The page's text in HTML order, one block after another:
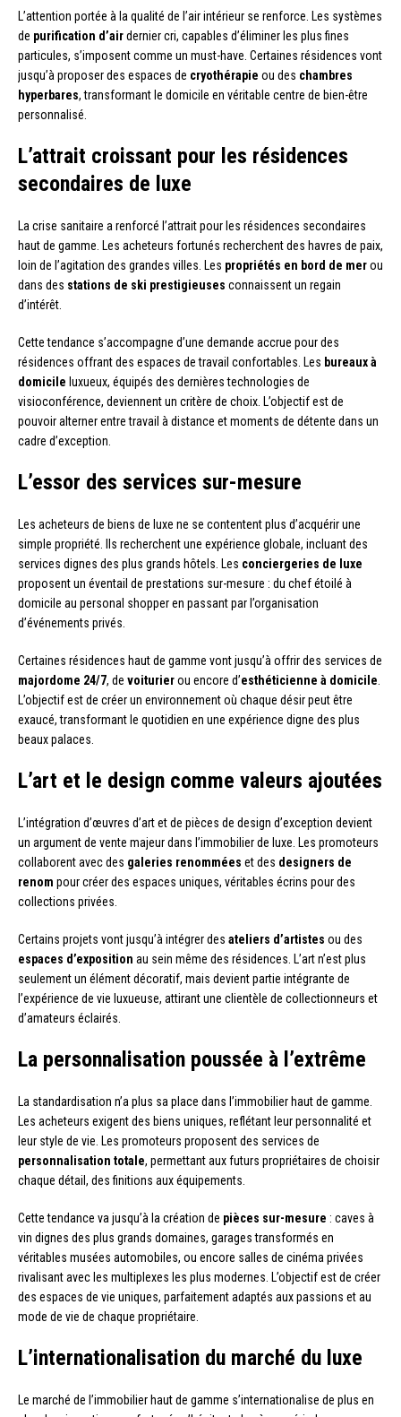
L’attention portée à la qualité de l’air intérieur se renforce. Les systèmes
de purification d’airdernier cri, capables d’éliminer les plus fines
particules, s’imposent comme un must-have. Certaines résidences vont
jusqu’à proposer des espaces de cryothérapie ou des chambres
hyperbares, transformant le domicile en véritable centre de bien-être
personnalisé.
L’attrait croissant pour les résidences
secondaires de luxe
La crise sanitaire a renforcé l’attrait pour les résidences secondaires
haut de gamme. Les acheteurs fortunés recherchent des havres de paix,
loin de l’agitation des grandes villes. Les propriétés en bord de merou
dans des stations de ski prestigieuses connaissent un regain
d’intérêt.
Cette tendance s’accompagne d’une demande accrue pour des
résidences offrant des espaces de travail confortables. Les bureaux à
domicile luxueux, équipés des dernières technologies de
visioconférence, deviennent un critère de choix. L’objectif est de
pouvoir alterner entre travail à distance et moments de détente dans un
cadre d’exception.
L’essor des services sur-mesure
Les acheteurs de biens de luxe ne se contentent plus d’acquérir une
simple propriété. Ils recherchent une expérience globale, incluant des
services dignes des plus grands hôtels. Les conciergeries de luxe
proposent un éventail de prestations sur-mesure : du chef étoilé à
domicile au personal shopper en passant par l’organisation
d’événements privés.
Certaines résidences haut de gamme vont jusqu’à offrir des services de
majordome 24/7, de voiturierou encore d’esthéticienne à domicile
L’objectif est de créer un environnement où chaque désir peut être
exaucé, transformant le quotidien en une expérience digne des plus
beaux palaces.
L’art et le design comme valeurs ajoutées
L’intégration d’œuvres d’art et de pièces de design d’exception devient
un argument de vente majeur dans l’immobilier de luxe. Les promoteurs
collaborent avec des galeries renommées et des designers de
renom pour créer des espaces uniques, véritables écrins pour des
collections privées.
Certains projets vont jusqu’à intégrer des ateliers d’artistes ou des
espaces d’exposition au sein même des résidences. L’art n’est plus
seulement un élément décoratif, mais devient partie intégrante de
l’expérience de vie luxueuse, attirant une clientèle de collectionneurs et
d’amateurs éclairés.
La personnalisation poussée à l’extrême
La standardisation n’a plus sa place dans l’immobilier haut de gamme.
Les acheteurs exigent des biens uniques, reflétant leur personnalité et
leur style de vie. Les promoteurs proposent des services de
personnalisation totale, permettant aux futurs propriétaires de choisir
chaque détail, des finitions aux équipements.
Cette tendance va jusqu’à la création de pièces sur-mesure : caves à
vin dignes des plus grands domaines, garages transformés en
véritables musées automobiles, ou encore salles de cinéma privées
rivalisant avec les multiplexes les plus modernes. L’objectif est de créer
des espaces de vie uniques, parfaitement adaptés aux passions et au
mode de vie de chaque propriétaire.
L’internationalisation du marché du luxe
Le marché de l’immobilier haut de gamme s’internationalise de plus en